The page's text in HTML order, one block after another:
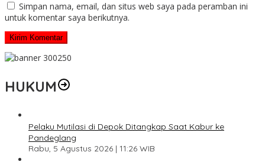
Simpan nama, email, dan situs web saya pada peramban ini
untuk komentar saya berikutnya.
HUKUM
Pelaku Mutilasi di Depok Ditangkap Saat Kabur ke
Pandeglang
Rabu, 5 Agustus 2026 | 11:26 WIB